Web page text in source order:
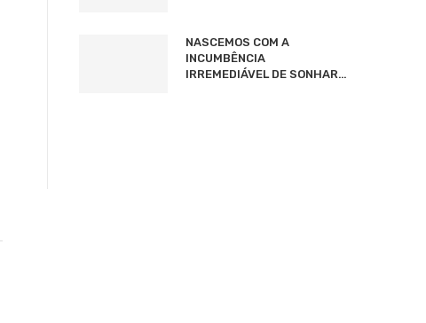
NASCEMOS COM A
INCUMBÊNCIA
IRREMEDIÁVEL DE SONHAR…